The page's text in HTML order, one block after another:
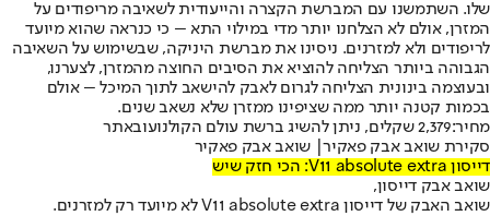
שלו. השתמשנו עם המברשת הקצרה והייעודית לשאיבה מריפודים על
המזרן, אולם לא הצלחנו יותר מדי במילוי התא – כי כנראה שהוא מיועד
לריפודים ולא למזרנים. ניסינו את מברשת היניקה, שבשימוש על השאיבה
הגבוהה ביותר הצליחה להוציא את הסיבים החוצה מהמזרן, לצערנו,
ובעוצמה בינונית הצליחה לגרום לאבק להישאב לתוך המיכל – אולם
בכמות קטנה יותר ממה שציפינו ממזרן שלא נשאב שנים.
מחיר:2,379 שקלים, ניתן להשיג ברשת עולם הקולנוע
ובאתר
סקירת שואב אבק פאקיר| שואב אבק פאקיר
דייסון V11 absolute extra: הכי חזק שיש
שואב אבק דייסון,
שואב האבק של דייסון V11 absolute extra לא מיועד רק למזרנים.